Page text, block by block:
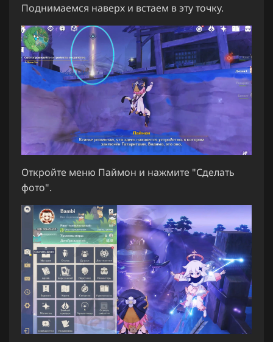
Поднимаемся наверх и встаем в эту точку.
Откройте меню Паймон и нажмите "Сделать
фото".